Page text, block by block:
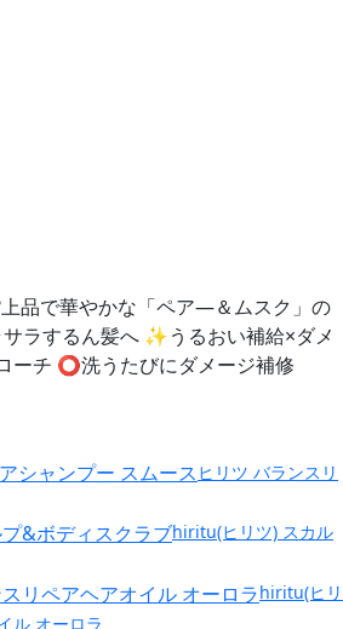
品で華やかな「ペア―＆ムスク」の
ラするん髪へ ✨うるおい補給×ダメ
ーチ ⭕洗うたびにダメージ補修
ヒリツ バランスリ
hiritu(ヒリツ) スカル
hiritu(ヒリ
ル オーロラ